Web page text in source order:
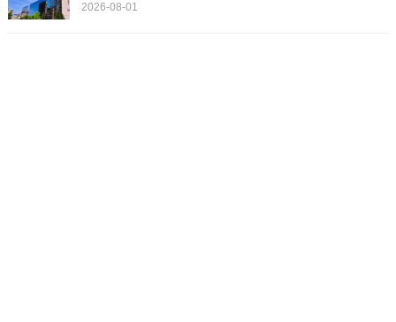
2026-08-01